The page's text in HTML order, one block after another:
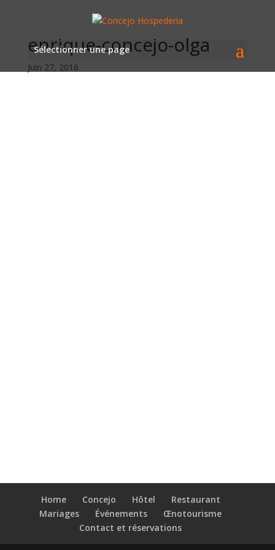
Sélectionner une page
enrique-concejo-olga
Juin 27, 2016
Home Concejo Hôtel
Restaurant
Mariages
Événements
Œnotourisme
Contact et réservations